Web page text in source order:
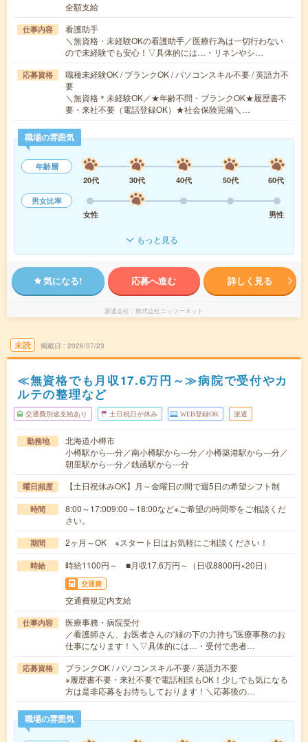
全額支給
仕事内容
看護助手
＼無資格・未経験OKの看護助手／医療行為は一切行わない
ので未経験でも安心！▽具体的には…・リネンやシ…
応募資格
職種未経験OK / ブランクOK / パソコンスキル不要 / 英語力不
要
＼無資格＊未経験OK／★年齢不問・ブランクOK★履歴書不
要・来社不要（電話登録OK）★社会保険完備＼…
職場の雰囲気
年齢層
20代
30代 40代 50代
60代
男女比率
女性
男性
もっと見る
気になる! 応募へ進む 詳しく見る
派遣会社 株式会社ニッソーネット
未読 掲載日 2026/07/23
≪無資格でも月収17.6万円～≫病院で受付やカ
ルテの整理など
交通費別途支給あり 土日祝日が休み WEB登録OK 派遣
勤務地
北海道小樽市
小樽駅から---分／南小樽駅から---分／小樽築港駅から---分／
朝里駅から---分／銭函駅から---分
曜日頻度 【土日祝休みOK】月～金曜日の間で週5日の希望シフト制
時間
8:00～17:009:00～18:00など※ご希望の時間帯をご相談くだ
さい。
期間 2ヶ月～OK ※スタート日はお気軽にご相談ください！
時給 時給1100円～ ■月収17.6万円～（日収8800円×20日）
交通費
交通費規定内支給
仕事内容
医療事務・病院受付
／看護師さん、お医者さんの“縁の下の力持ち”医療事務のお
仕事になります！＼▽具体的には…・受付で患者…
応募資格
ブランクOK / パソコンスキル不要 / 英語力不要
※履歴書不要・来社不要で電話相談もOK！少しでも気になる
方は是非応募をお待ちしております！＼応募後の…
職場の雰囲気